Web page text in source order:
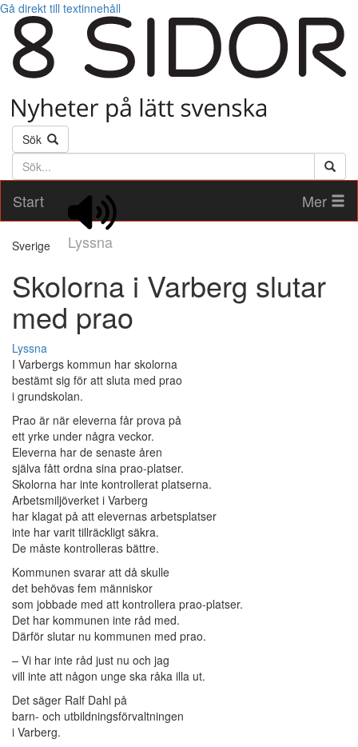
Gå direkt till textinnehåll
Sök
Söktext
Start
Lyssna
Mer
Sverige
Skolorna i Varberg slutar
med prao
Lyssna
I Varbergs kommun har skolorna
bestämt sig för att sluta med prao
i grundskolan.
Prao är när eleverna får prova på
ett yrke under några veckor.
Eleverna har de senaste åren
själva fått ordna sina prao-platser.
Skolorna har inte kontrollerat platserna.
Arbetsmiljöverket i Varberg
har klagat på att elevernas arbetsplatser
inte har varit tillräckligt säkra.
De måste kontrolleras bättre.
Kommunen svarar att då skulle
det behövas fem människor
som jobbade med att kontrollera prao-platser.
Det har kommunen inte råd med.
Därför slutar nu kommunen med prao.
– Vi har inte råd just nu och jag
vill inte att någon unge ska råka illa ut.
Det säger Ralf Dahl på
barn- och utbildningsförvaltningen
i Varberg.